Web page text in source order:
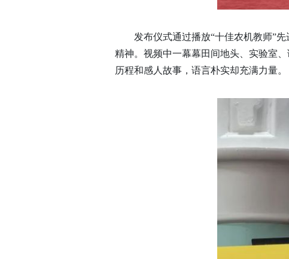
发布仪式通过播放“十佳农机教师”
精神。视频中一幕幕田间地头、实验室
历程和感人故事，语言朴实却充满力量。